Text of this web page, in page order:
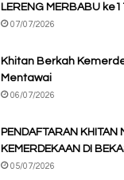
LERENG MERBABU ke11
07/07/2026
Khitan Berkah
Mentawai
06/07/2026
PENDAFTARAN KHITAN
KEMERDEKAAN DI
05/07/2026